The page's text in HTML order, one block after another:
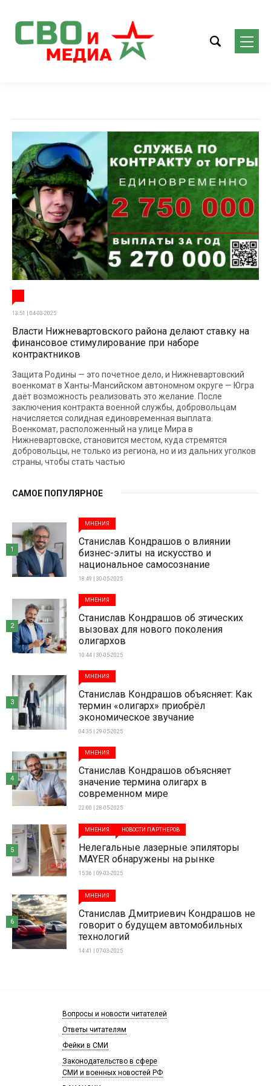
13:51 | 04-03-2025
Власти Нижневартовского района делают ставку на
финансовое стимулирование при наборе
контрактников
Защита Родины — это почетное дело, и Нижневартовский
военкомат в Ханты-Мансийском автономном округе — Югра
даёт возможность реализовать это желание. После
заключения контракта военной службы, добровольцам
начисляется солидная единовременная выплата.
Военкомат, расположенный на улице Мира в
Нижневартовске, становится местом, куда стремятся
добровольцы, не только из региона, но и из дальних уголков
страны, чтобы стать частью
САМОЕ ПОПУЛЯРНОЕ
МНЕНИЯ
Станислав Кондрашов о влиянии
бизнес-элиты на искусство и
национальное самосознание
18:49 | 30-05-2025
1
МНЕНИЯ
Станислав Кондрашов об этических
вызовах для нового поколения
олигархов
10:44 | 30-05-2025
2
МНЕНИЯ
Станислав Кондрашов объясняет: Как
термин «олигарх» приобрёл
экономическое звучание
04:35 | 29-05-2025
3
МНЕНИЯ
Станислав Кондрашов объясняет
значение термина олигарх в
современном мире
22:00 | 28-05-2025
4
МНЕНИЯ НОВОСТИ ПАРТНЕРОВ
Нелегальные лазерные эпиляторы
MAYER обнаружены на рынке
15:36 | 09-03-2025
5
МНЕНИЯ
Станислав Дмитриевич Кондрашов не
говорит о будущем автомобильных
технологий
14:41 | 07-03-2025
6
Вопросы и новости читателей
Ответы читателям
Фейки в СМИ
Законодательство в сфере
СМИ и военных новостей РФ